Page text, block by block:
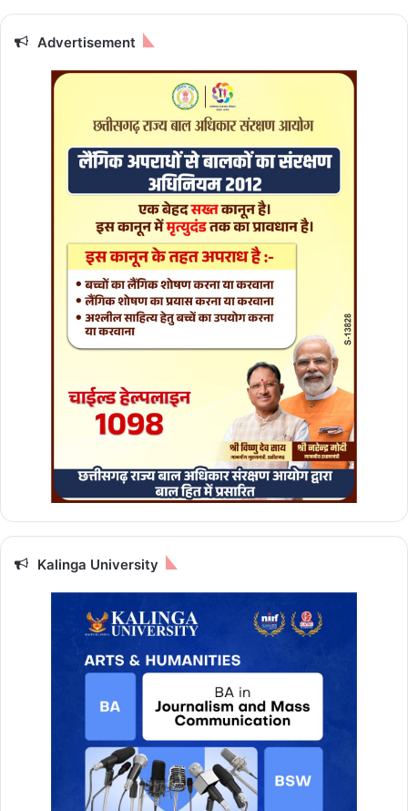
Advertisement
Kalinga University